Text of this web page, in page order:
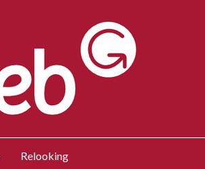
Relooking